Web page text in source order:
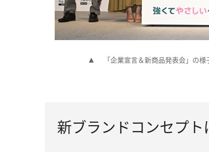
「企業宣言＆新商品発表会」の様
新ブランドコンセプト